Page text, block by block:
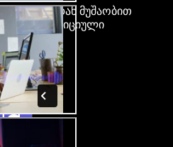
მუშაობით
ტრადიციული